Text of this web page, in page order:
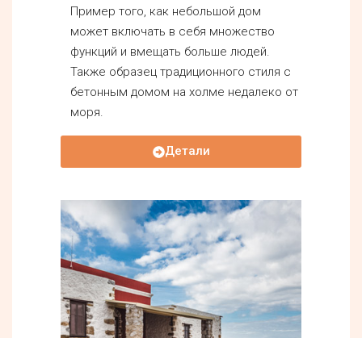
Пример того, как небольшой дом
может включать в себя множество
функций и вмещать больше людей.
Также образец традиционного стиля с
бетонным домом на холме недалеко от
моря.
Детали